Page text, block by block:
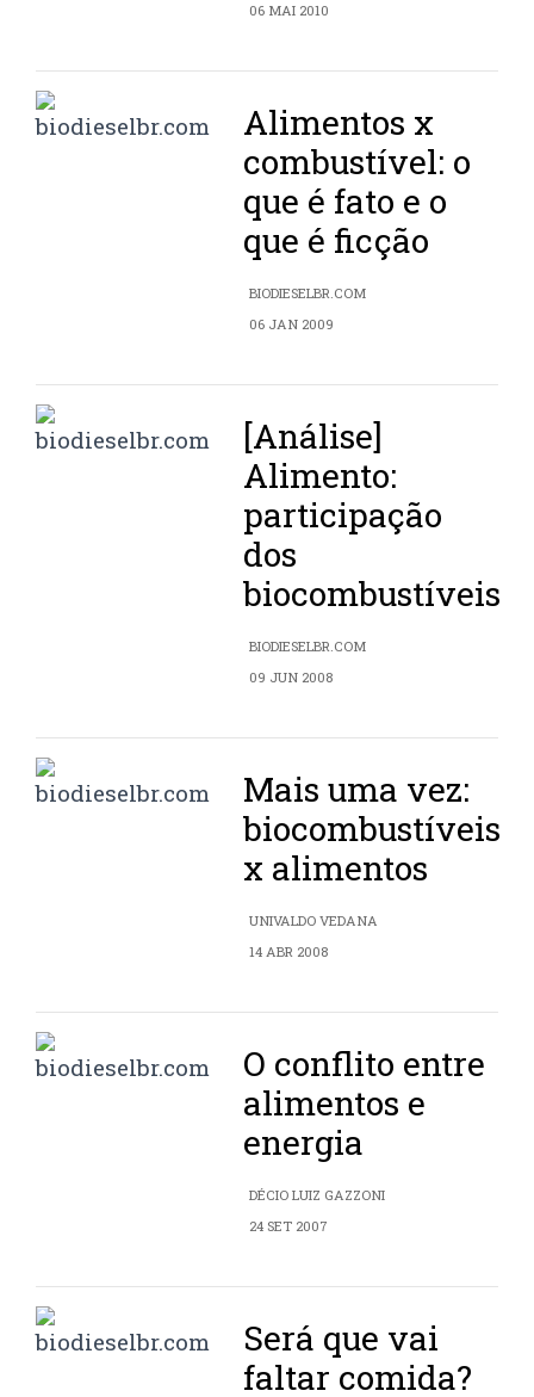
06 MAI 2010
Alimentos x
combustível: o
que é fato e o
que é ficção
BIODIESELBR.COM
06 JAN 2009
[Análise]
Alimento:
participação
dos
biocombustíveis
BIODIESELBR.COM
09 JUN 2008
Mais uma vez:
biocombustíveis
x alimentos
UNIVALDO VEDANA
14 ABR 2008
O conflito entre
alimentos e
energia
DÉCIO LUIZ GAZZONI
24 SET 2007
Será que vai
faltar comida?